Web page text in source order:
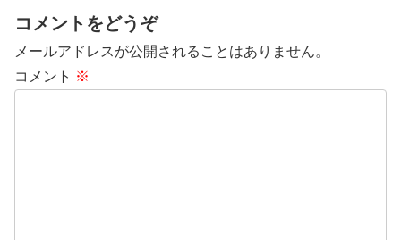
コメントをどうぞ
メールアドレスが公開されることはありません。
コメント ※